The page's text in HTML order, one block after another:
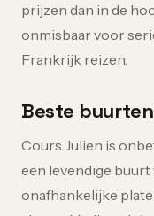
prijzen dan in de
onmisbaar voor
Frankrijk reizen.
Beste
Cours Julien is
een levendige
onafhankelijke